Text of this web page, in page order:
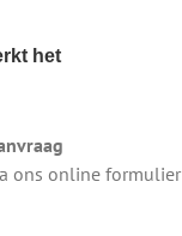
het
ons online formulier